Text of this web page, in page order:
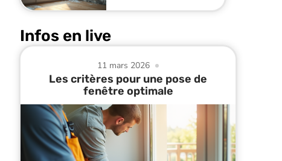
Infos en live
11 mars 2026
Les critères pour une pose de
fenêtre optimale